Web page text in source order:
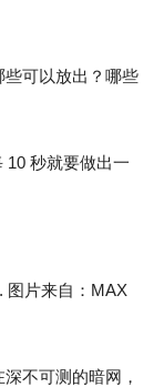
可以放出？哪些
10 秒就要做出一
图片来自：MAX
不可测的暗网，